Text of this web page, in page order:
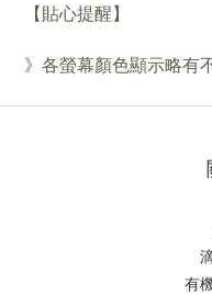
【貼心提醒】
》 各螢幕顏色顯示略有
有